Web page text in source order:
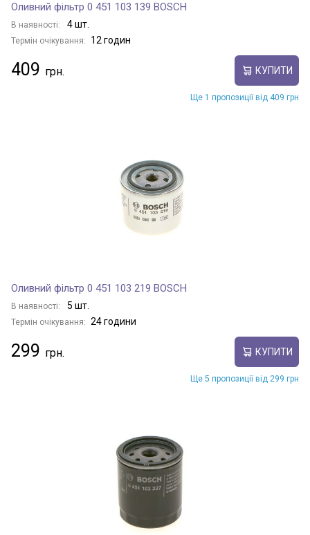
Оливний фільтр 0 451 103 139 BOSCH
В наявності: 4 шт.
Термін очікування: 12 годин
409 КУПИТИ
Ще 1 пропозиції від 409 грн
Оливний фільтр 0 451 103 219 BOSCH
В наявності: 5 шт.
Термін очікування: 24 години
299 КУПИТИ
Ще 5 пропозиції від 299 грн